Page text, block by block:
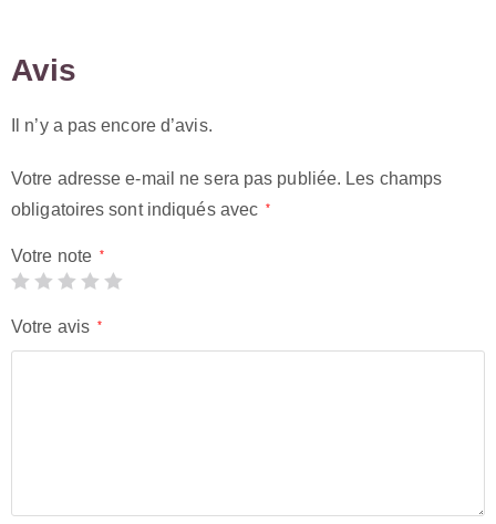
Avis
Il n’y a pas encore d’avis.
Votre adresse e-mail ne sera pas publiée. Les champs
obligatoires sont indiqués avec
*
Votre note *
Votre avis *